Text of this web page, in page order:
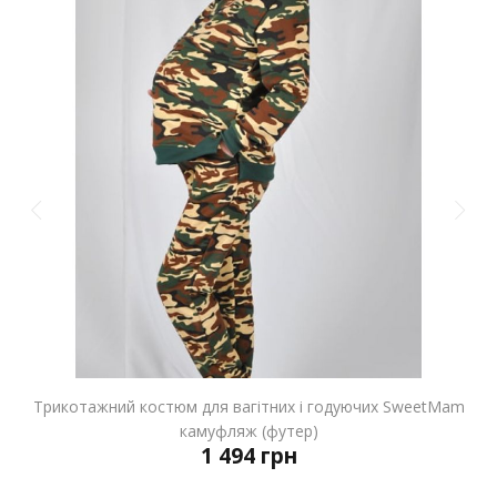
Трикотажний костюм для вагітних і годуючих SweetMam
камуфляж (футер)
1 494 грн